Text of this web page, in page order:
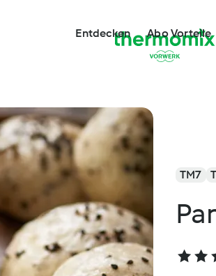
Entdecken Abo Vorteile
TM7